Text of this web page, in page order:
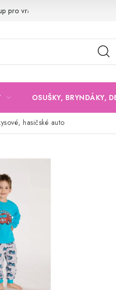
pro vrácení a výměnu
OSUŠKY, BRYNDÁKY,
hasičské auto